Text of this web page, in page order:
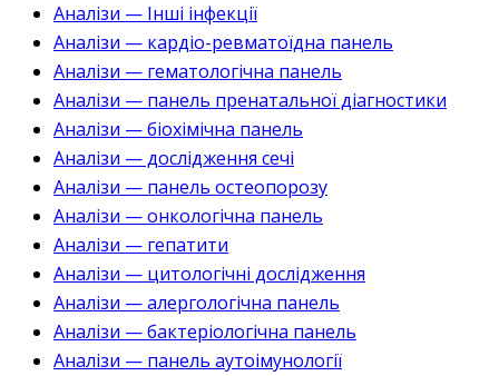
Аналізи — Інші інфекції
Аналізи — кардіо-ревматоїдна панель
Аналізи — гематологічна панель
Аналізи — панель пренатальної діагностики
Аналізи — біохімічна панель
Аналізи — дослідження сечі
Аналізи — панель остеопорозу
Аналізи — онкологічна панель
Аналізи — гепатити
Аналізи — цитологічні дослідження
Аналізи — алергологічна панель
Аналізи — бактеріологічна панель
Аналізи — панель аутоімунології